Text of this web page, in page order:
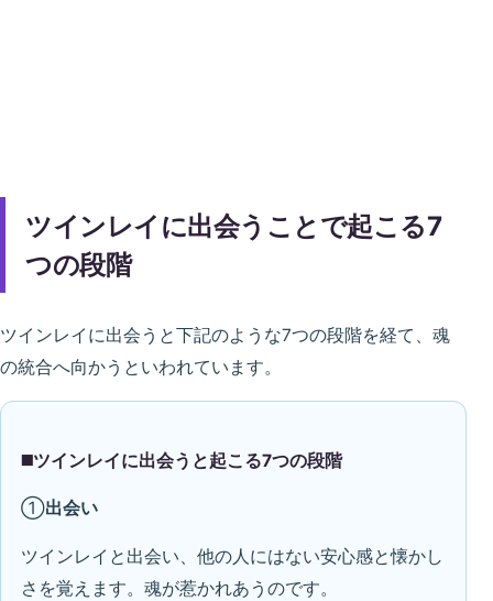
ツインレイに出会うことで起こる7
つの段階
ツインレイに出会うと下記のような7つの段階を経て、魂
の統合へ向かうといわれています。
◼️ツインレイに出会うと起こる7つの段階
①出会い
ツインレイと出会い、他の人にはない安心感と懐かし
さを覚えます。魂が惹かれあうのです。